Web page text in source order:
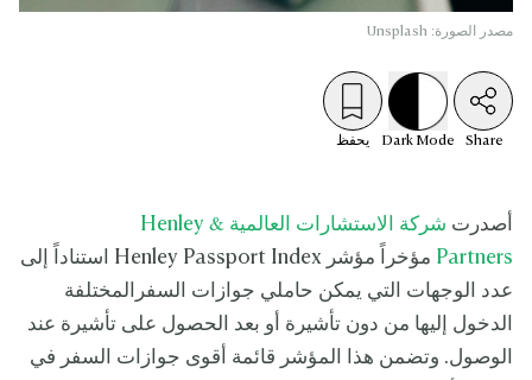
مصدر الصورة: Unsplash
Share
Dark Mode يحفظ
أصدرت
شركة الاستشارات العالمية Henley &
Partners
مؤخراً مؤشر Henley Passport Index استناداً إلى
عدد الوجهات التي يمكن حاملي جوازات السفرالمختلفة
الدخول إليها من دون تأشيرة أو بعد الحصول على تأشيرة عند
الوصول. وتضمن هذا المؤشر قائمة أقوى جوازات السفر في